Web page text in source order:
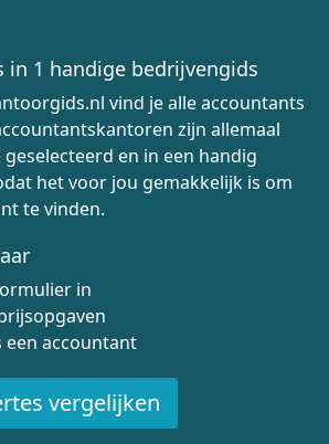
in 1 handige bedrijvengids
vind je alle accountants
zijn allemaal
en in een handig
het voor jou gemakkelijk is om
te vinden.
in
een accountant
vergelijken